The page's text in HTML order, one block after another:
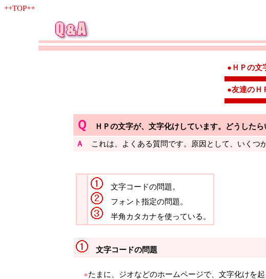
++TOP++
● ＨＰの文
●友達のＨ
Ｑ ＨＰの文字が、文字化けしています。どうした
Ａ これは、よくある質問です。原因として、いくつ
文字コードの問題。
フォント指定の問題。
半角カタカナを使っている。
文字コードの問題
●たまに、ジオなどのホームページで、文字化けを起